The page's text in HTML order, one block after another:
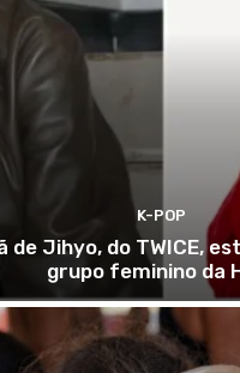
K-POP
de Jihyo, do TWICE,
grupo feminino da